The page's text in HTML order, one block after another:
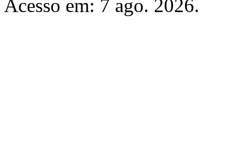
Acesso em: 7 ago. 2026.